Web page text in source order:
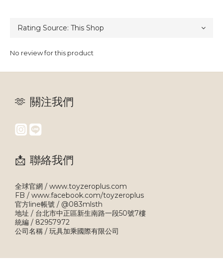
No review for this product
🫶 關注我們
📩 聯絡我們
全球官網 / www.toyzeroplus.com
FB / www.facebook.com/toyzeroplus
官方line帳號 / @083mlsth
地址 / 台北市中正區新生南路一段50號7樓
統編 / 82957972
公司名稱 / 玩具加乘國際有限公司